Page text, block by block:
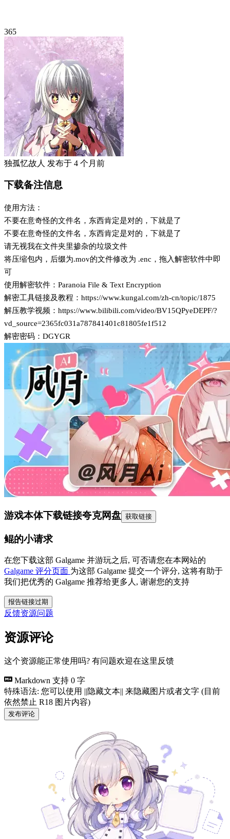
365
独孤忆故人 发布于 4 个月前
下载备注信息
使用方法：
不要在意奇怪的文件名，东西肯定是对的，下就是了
不要在意奇怪的文件名，东西肯定是对的，下就是了
请无视我在文件夹里掺杂的垃圾文件
将压缩包内，后缀为.mov的文件修改为 .enc，拖入解密软件中即
可
使用解密软件：Paranoia File & Text Encryption
解密工具链接及教程：https://www.kungal.com/zh-cn/topic/1875
解压教学视频：https://www.bilibili.com/video/BV15QPyeDEPF/?
vd_source=2365fc031a787841401c81805fe1f512
解密密码：DGYGR
游戏本体下载链接夸克网盘 获取链接
鲲的小请求
在您下载这部 Galgame 并游玩之后, 可否请您在本网站的
Galgame 评分页面 为这部 Galgame 提交一个评分, 这将有助于
我们把优秀的 Galgame 推荐给更多人, 谢谢您的支持
报告链接过期
反馈资源问题
资源评论
这个资源能正常使用吗? 有问题欢迎在这里反馈
Markdown 支持 0 字
特殊语法: 您可以使用 ||隐藏文本|| 来隐藏图片或者文字 (目前
依然禁止 R18 图片内容)
发布评论